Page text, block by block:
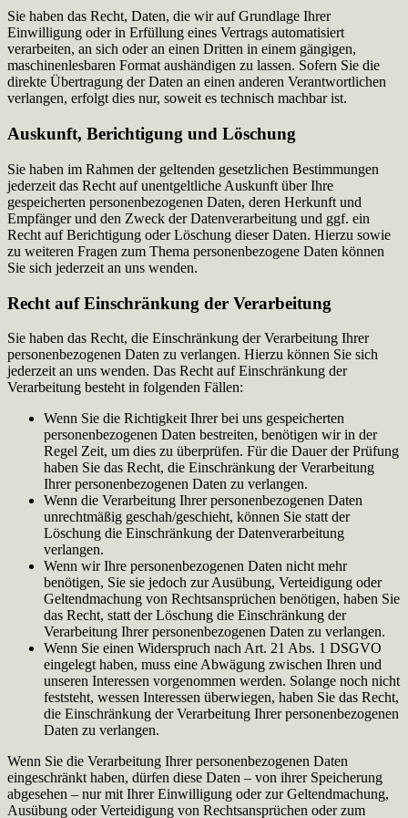
Sie haben das Recht, Daten, die wir auf Grundlage Ihrer
Einwilligung oder in Erfüllung eines Vertrags automatisiert
verarbeiten, an sich oder an einen Dritten in einem gängigen,
maschinenlesbaren Format aushändigen zu lassen. Sofern Sie die
direkte Übertragung der Daten an einen anderen Verantwortlichen
verlangen, erfolgt dies nur, soweit es technisch machbar ist.
Auskunft, Berichtigung und Löschung
Sie haben im Rahmen der geltenden gesetzlichen Bestimmungen
jederzeit das Recht auf unentgeltliche Auskunft über Ihre
gespeicherten personenbezogenen Daten, deren Herkunft und
Empfänger und den Zweck der Datenverarbeitung und ggf. ein
Recht auf Berichtigung oder Löschung dieser Daten. Hierzu sowie
zu weiteren Fragen zum Thema personenbezogene Daten können
Sie sich jederzeit an uns wenden.
Recht auf Einschränkung der Verarbeitung
Sie haben das Recht, die Einschränkung der Verarbeitung Ihrer
personenbezogenen Daten zu verlangen. Hierzu können Sie sich
jederzeit an uns wenden. Das Recht auf Einschränkung der
Verarbeitung besteht in folgenden Fällen:
Wenn Sie die Richtigkeit Ihrer bei uns gespeicherten
personenbezogenen Daten bestreiten, benötigen wir in der
Regel Zeit, um dies zu überprüfen. Für die Dauer der Prüfung
haben Sie das Recht, die Einschränkung der Verarbeitung
Ihrer personenbezogenen Daten zu verlangen.
Wenn die Verarbeitung Ihrer personenbezogenen Daten
unrechtmäßig geschah/geschieht, können Sie statt der
Löschung die Einschränkung der Datenverarbeitung
verlangen.
Wenn wir Ihre personenbezogenen Daten nicht mehr
benötigen, Sie sie jedoch zur Ausübung, Verteidigung oder
Geltendmachung von Rechtsansprüchen benötigen, haben Sie
das Recht, statt der Löschung die Einschränkung der
Verarbeitung Ihrer personenbezogenen Daten zu verlangen.
Wenn Sie einen Widerspruch nach Art. 21 Abs. 1 DSGVO
eingelegt haben, muss eine Abwägung zwischen Ihren und
unseren Interessen vorgenommen werden. Solange noch nicht
feststeht, wessen Interessen überwiegen, haben Sie das Recht,
die Einschränkung der Verarbeitung Ihrer personenbezogenen
Daten zu verlangen.
Wenn Sie die Verarbeitung Ihrer personenbezogenen Daten
eingeschränkt haben, dürfen diese Daten – von ihrer Speicherung
abgesehen – nur mit Ihrer Einwilligung oder zur Geltendmachung,
Ausübung oder Verteidigung von Rechtsansprüchen oder zum